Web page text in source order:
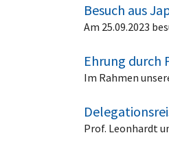
Besuch aus
Am 25.09.2023
Ehrung durch
Im Rahmen
Prof. Leonhardt